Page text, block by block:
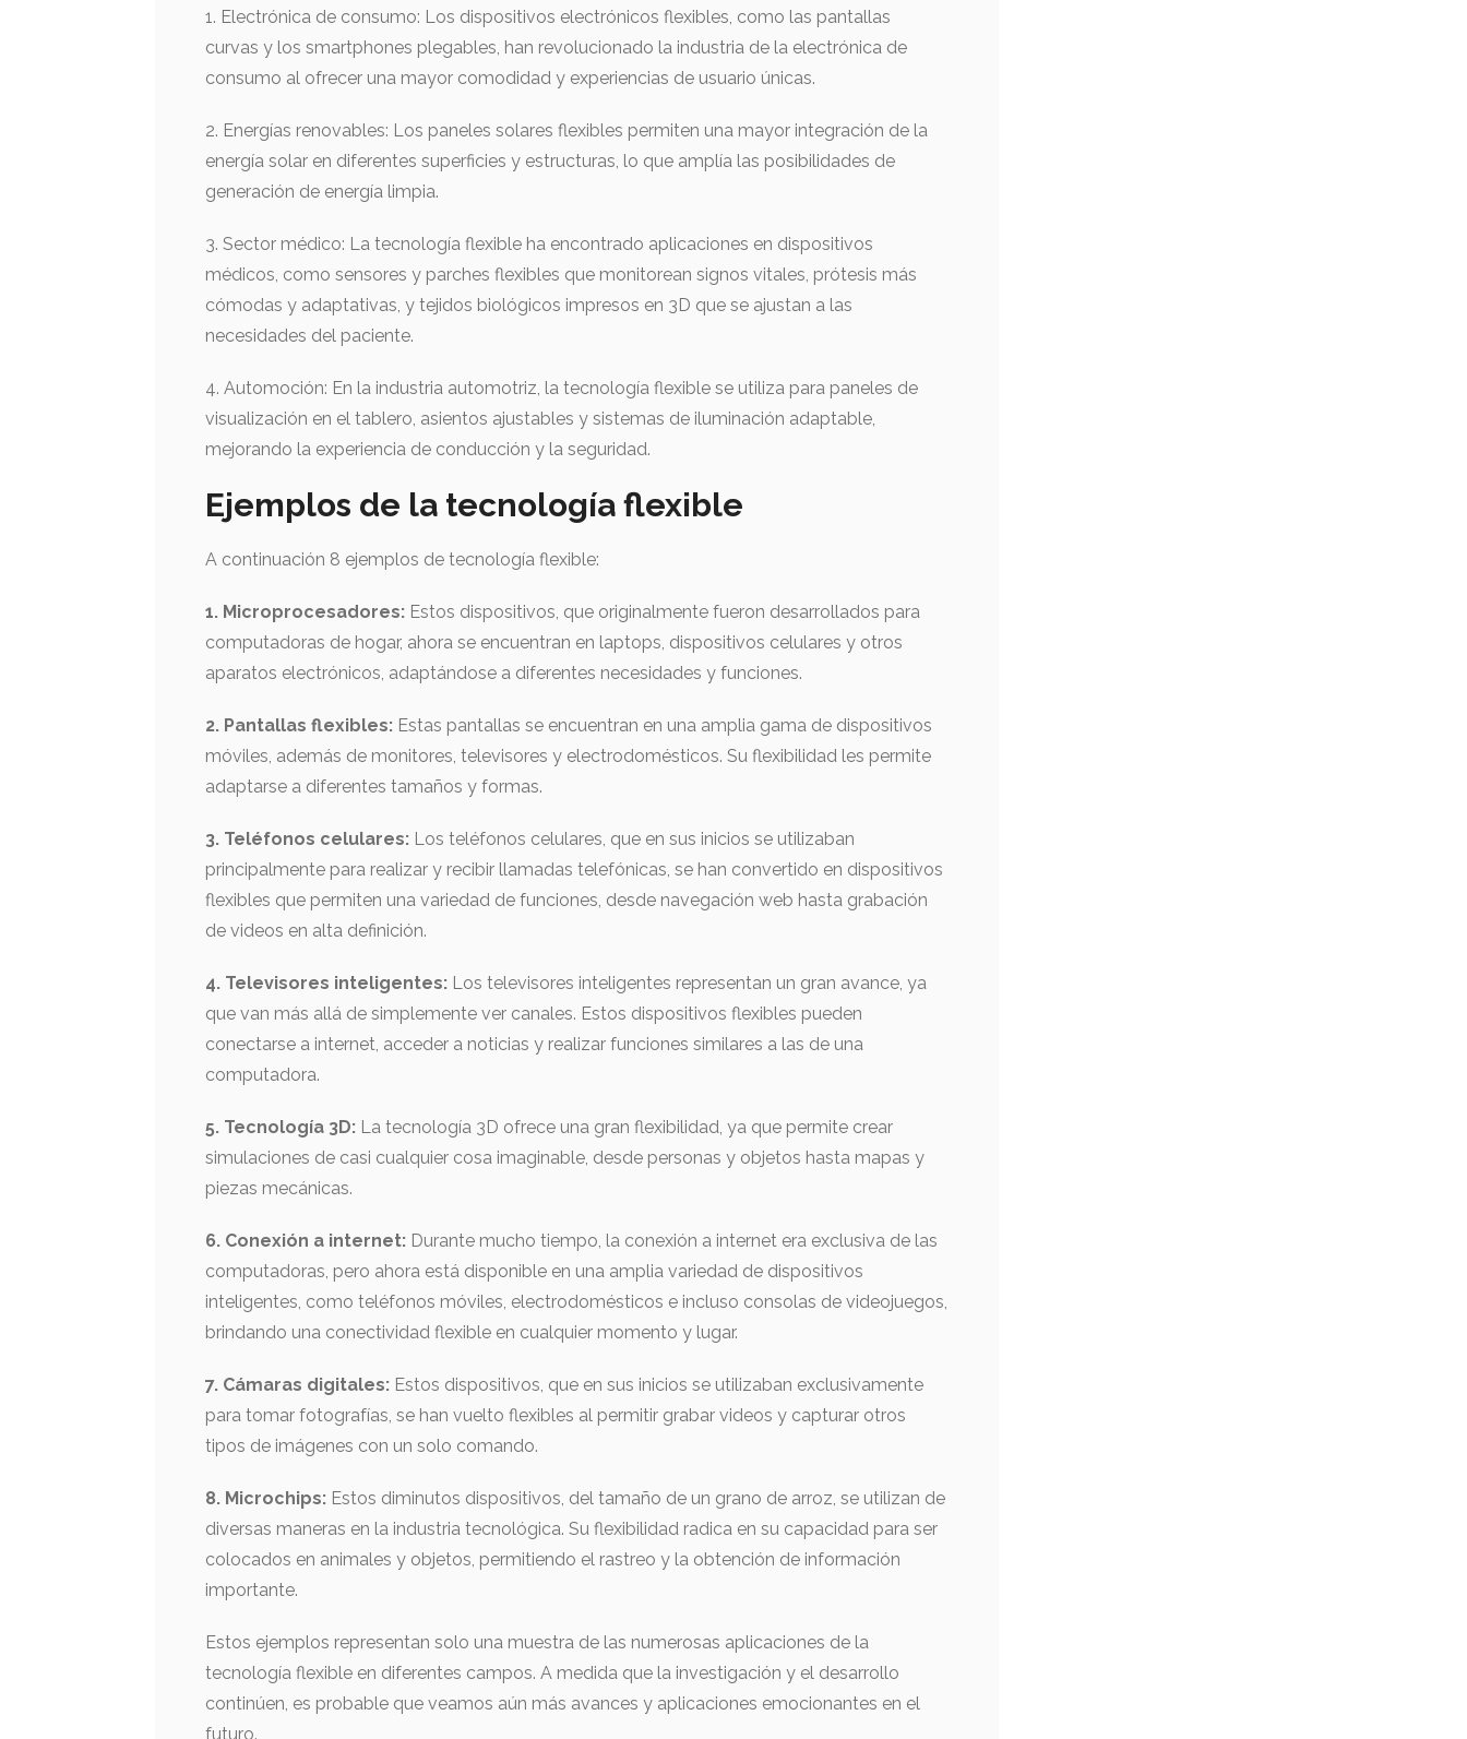
1. Electrónica de consumo: Los dispositivos electrónicos flexibles, como las pantallas
curvas y los smartphones plegables, han revolucionado la industria de la electrónica de
consumo al ofrecer una mayor comodidad y experiencias de usuario únicas.
2. Energías renovables: Los paneles solares flexibles permiten una mayor integración de la
energía solar en diferentes superficies y estructuras, lo que amplía las posibilidades de
generación de energía limpia.
3. Sector médico: La tecnología flexible ha encontrado aplicaciones en dispositivos
médicos, como sensores y parches flexibles que monitorean signos vitales, prótesis más
cómodas y adaptativas, y tejidos biológicos impresos en 3D que se ajustan a las
necesidades del paciente.
4. Automoción: En la industria automotriz, la tecnología flexible se utiliza para paneles de
visualización en el tablero, asientos ajustables y sistemas de iluminación adaptable,
mejorando la experiencia de conducción y la seguridad.
Ejemplos de la tecnología flexible
A continuación 8 ejemplos de tecnología flexible:
1. Microprocesadores: Estos dispositivos, que originalmente fueron desarrollados para
computadoras de hogar, ahora se encuentran en laptops, dispositivos celulares y otros
aparatos electrónicos, adaptándose a diferentes necesidades y funciones.
2. Pantallas flexibles: Estas pantallas se encuentran en una amplia gama de dispositivos
móviles, además de monitores, televisores y electrodomésticos. Su flexibilidad les permite
adaptarse a diferentes tamaños y formas.
3. Teléfonos celulares: Los teléfonos celulares, que en sus inicios se utilizaban
principalmente para realizar y recibir llamadas telefónicas, se han convertido en dispositivos
flexibles que permiten una variedad de funciones, desde navegación web hasta grabación
de videos en alta definición.
4. Televisores inteligentes: Los televisores inteligentes representan un gran avance, ya
que van más allá de simplemente ver canales. Estos dispositivos flexibles pueden
conectarse a internet, acceder a noticias y realizar funciones similares a las de una
computadora.
5. Tecnología 3D: La tecnología 3D ofrece una gran flexibilidad, ya que permite crear
simulaciones de casi cualquier cosa imaginable, desde personas y objetos hasta mapas y
piezas mecánicas.
6. Conexión a internet: Durante mucho tiempo, la conexión a internet era exclusiva de las
computadoras, pero ahora está disponible en una amplia variedad de dispositivos
inteligentes, como teléfonos móviles, electrodomésticos e incluso consolas de videojuegos,
brindando una conectividad flexible en cualquier momento y lugar.
7. Cámaras digitales: Estos dispositivos, que en sus inicios se utilizaban exclusivamente
para tomar fotografías, se han vuelto flexibles al permitir grabar videos y capturar otros
tipos de imágenes con un solo comando.
8. Microchips: Estos diminutos dispositivos, del tamaño de un grano de arroz, se utilizan de
diversas maneras en la industria tecnológica. Su flexibilidad radica en su capacidad para ser
colocados en animales y objetos, permitiendo el rastreo y la obtención de información
importante.
Estos ejemplos representan solo una muestra de las numerosas aplicaciones de la
tecnología flexible en diferentes campos. A medida que la investigación y el desarrollo
continúen, es probable que veamos aún más avances y aplicaciones emocionantes en el
futuro.